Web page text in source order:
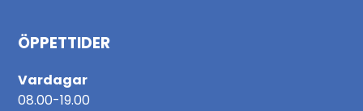
ÖPPETTIDER
Vardagar
08.00-19.00